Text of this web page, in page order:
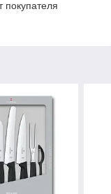
покупателя